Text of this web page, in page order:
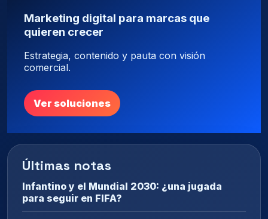
Marketing digital para marcas que
quieren crecer
Estrategia, contenido y pauta con visión
comercial.
Ver soluciones
Últimas notas
Infantino y el Mundial 2030: ¿una jugada
para seguir en FIFA?